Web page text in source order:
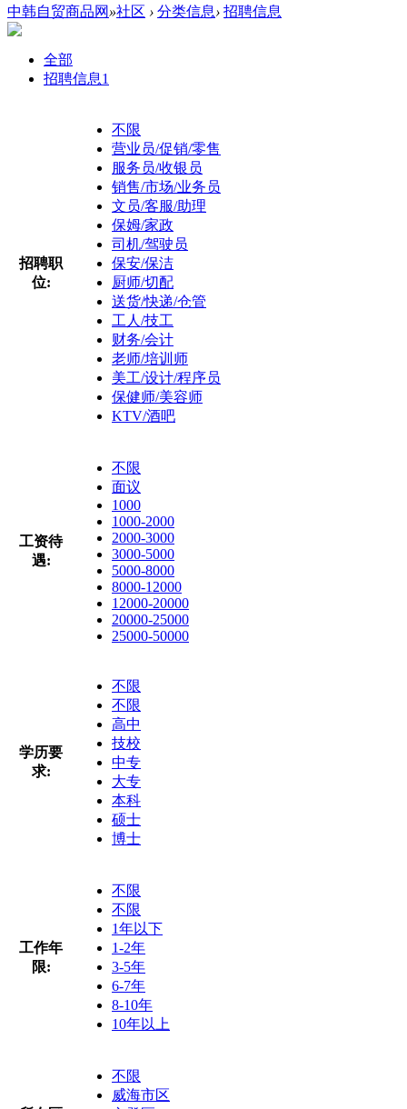
中韩自贸商品网 »社区 › 分类信息› 招聘信息
全部
招聘信息1
招聘职
位:
不限
营业员/促销/零售
服务员/收银员
销售/市场/业务员
文员/客服/助理
保姆/家政
司机/驾驶员
保安/保洁
厨师/切配
送货/快递/仓管
工人/技工
财务/会计
老师/培训师
美工/设计/程序员
保健师/美容师
KTV/酒吧
工资待
遇:
不限
面议
1000
1000-2000
2000-3000
3000-5000
5000-8000
8000-12000
12000-20000
20000-25000
25000-50000
学历要
求:
不限
不限
高中
技校
中专
大专
本科
硕士
博士
工作年
限:
不限
不限
1年以下
1-2年
3-5年
6-7年
8-10年
10年以上
不限
威海市区